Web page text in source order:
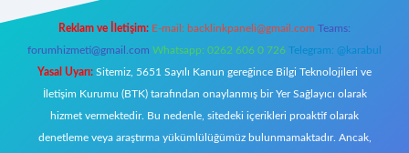
Reklam ve İletişim: E-mail: backlinkpaneli@gmail.com Teams:
forumhizmeti@gmail.com Whatsapp: 0262 606 0 726 Telegram: @karabul
Yasal Uyarı: Sitemiz, 5651 Sayılı Kanun gereğince Bilgi Teknolojileri ve
İletişim Kurumu (BTK) tarafından onaylanmış bir Yer Sağlayıcı olarak
hizmet vermektedir. Bu nedenle, sitedeki içerikleri proaktif olarak
denetleme veya araştırma yükümlülüğümüz bulunmamaktadır. Ancak,